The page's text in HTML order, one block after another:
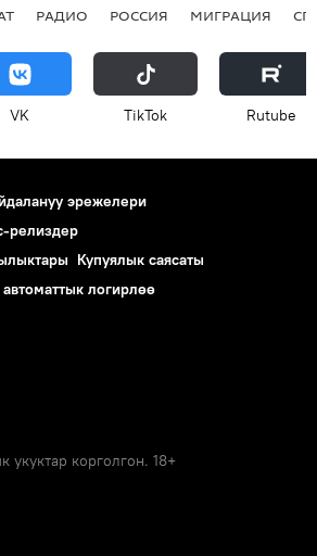
РАДИО РОССИЯ МИГРАЦИЯ
VK ТikТоk Rutube
эрежелери
релиздер
Купуялык саясаты
логирлөө
корголгон. 18+